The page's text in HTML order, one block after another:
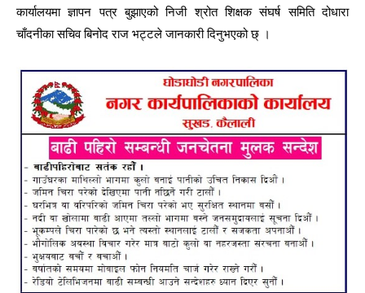
कार्यालयमा ज्ञापन पत्र बुझाएको निजी श्रोत शिक्षक संघर्ष समिति दोधारा
चाँदनीका सचिव बिनोद राज भट्टले जानकारी दिनुभएको छ् ।